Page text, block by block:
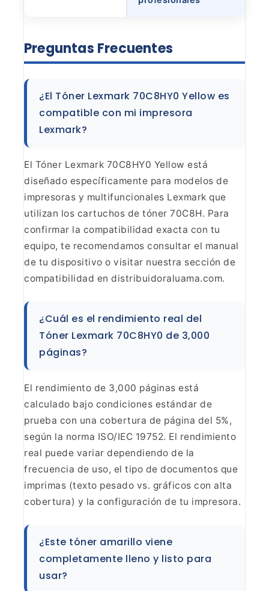
Preguntas Frecuentes
¿El Tóner Lexmark 70C8HY0 Yellow es
compatible con mi impresora
Lexmark?
El Tóner Lexmark 70C8HY0 Yellow está
diseñado específicamente para modelos de
impresoras y multifuncionales Lexmark que
utilizan los cartuchos de tóner 70C8H. Para
confirmar la compatibilidad exacta con tu
equipo, te recomendamos consultar el manual
de tu dispositivo o visitar nuestra sección de
compatibilidad en distribuidoraluama.com.
¿Cuál es el rendimiento real del
Tóner Lexmark 70C8HY0 de 3,000
páginas?
El rendimiento de 3,000 páginas está
calculado bajo condiciones estándar de
prueba con una cobertura de página del 5%,
según la norma ISO/IEC 19752. El rendimiento
real puede variar dependiendo de la
frecuencia de uso, el tipo de documentos que
imprimas (texto pesado vs. gráficos con alta
cobertura) y la configuración de tu impresora.
¿Este tóner amarillo viene
completamente lleno y listo para
usar?